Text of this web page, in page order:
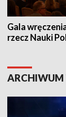
Gala
rzecz Nauki